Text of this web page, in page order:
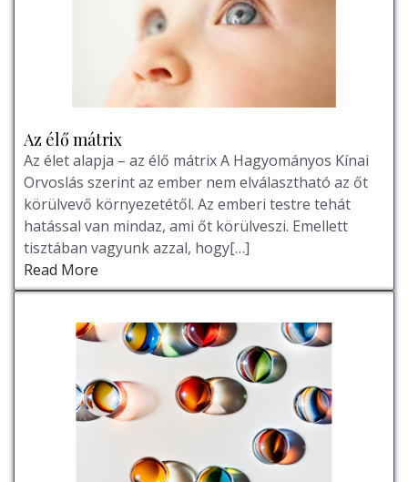
Az élő mátrix
Az élet alapja – az élő mátrix A Hagyományos Kínai
Orvoslás szerint az ember nem elválasztható az őt
körülvevő környezetétől. Az emberi testre tehát
hatással van mindaz, ami őt körülveszi. Emellett
tisztában vagyunk azzal, hogy[…]
Read More